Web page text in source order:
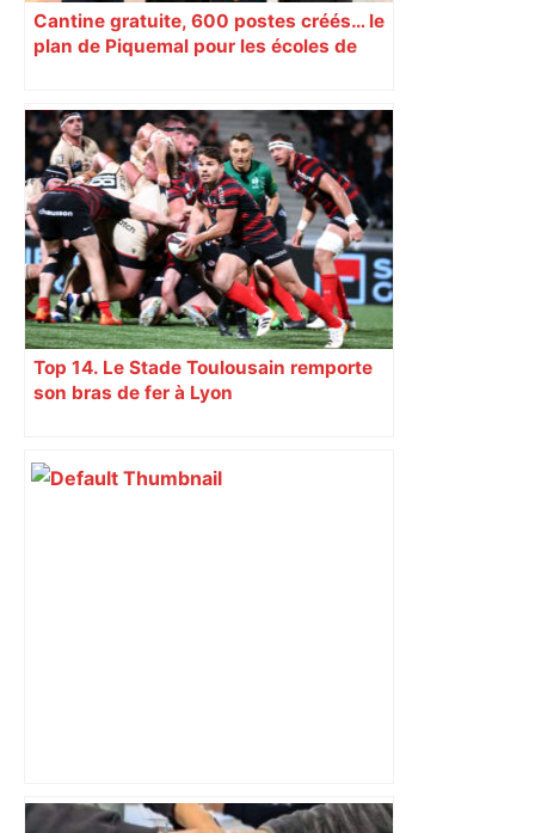
Cantine gratuite, 600 postes créés… le
plan de Piquemal pour les écoles de
Top 14. Le Stade Toulousain remporte
son bras de fer à Lyon